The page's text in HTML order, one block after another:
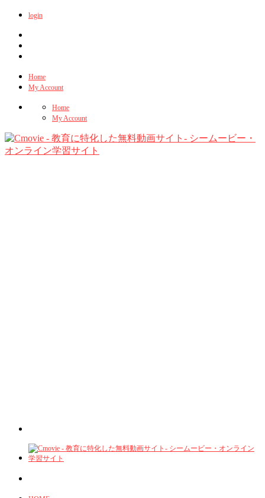
login
Home
My Account
Home
My Account